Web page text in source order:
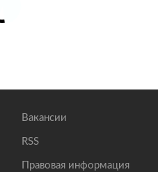
Вакансии
RSS
Правовая информация